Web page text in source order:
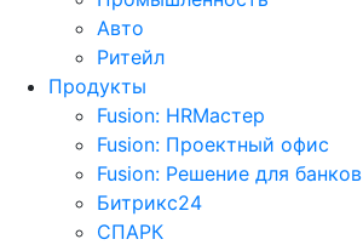
Авто
Ритейл
Продукты
Fusion: HRМастер
Fusion: Проектный офис
Fusion: Решение для банков
Битрикс24
СПАРК